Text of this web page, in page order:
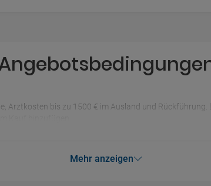
Arztkosten bis zu 1500 € im Ausland und
Mehr anzeigen